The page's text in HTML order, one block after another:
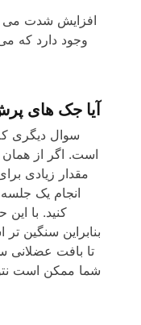
افزایش شدت می
وجود دارد که
آیا جک های
مقدار زیادی
کنید. با
شما ممکن است